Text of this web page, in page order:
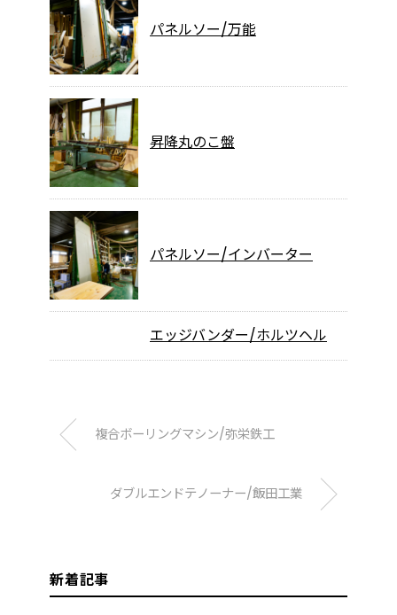
パネルソー/万能
昇降丸のこ盤
パネルソー/インバーター
エッジバンダー/ホルツヘル
複合ボーリングマシン/弥栄鉄工
ダブルエンドテノーナー/飯田工業
新着記事